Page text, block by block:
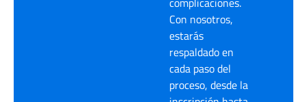
Con nosotros,
estarás
respaldado en
cada paso del
proceso, desde la